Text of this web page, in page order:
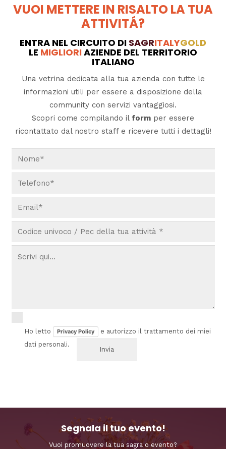
VUOI METTERE IN RISALTO LA TUA
ATTIVITÁ?
ENTRA NEL CIRCUITO DI SAGRITALYGOLD
LE MIGLIORIAZIENDE DEL TERRITORIO
ITALIANO
Una vetrina dedicata alla tua azienda con tutte le
informazioni utili per essere a disposizione della
community con servizi vantaggiosi.
Scopri come compilando il form per essere
ricontattato dal nostro staff e ricevere tutti i dettagli!
Ho letto Privacy Policy
e autorizzo il trattamento dei miei
dati personali.
Segnala il tuo evento!
Vuoi promuovere la tua sagra o evento?